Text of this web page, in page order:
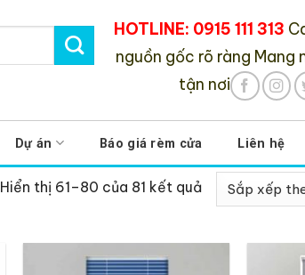
HOTLINE: 0915 111 313
nguồn gốc rõ ràng Mang
tận nơi
Dự án Báo giá rèm cửa Liên hệ
Hiển thị 61–80 của 81 kết quả